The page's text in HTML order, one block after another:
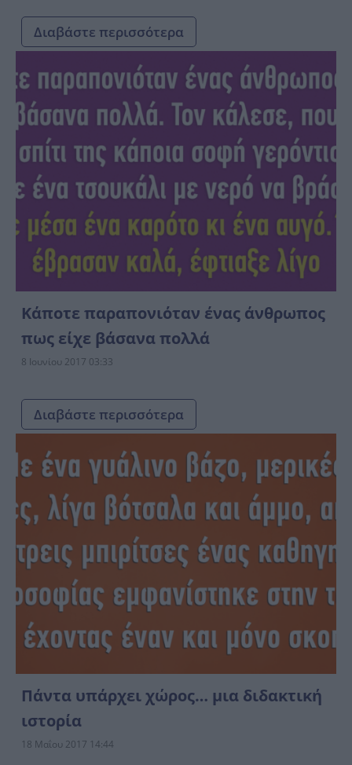
Διαβάστε περισσότερα
Κάποτε παραπονιόταν ένας άνθρωπος
πως είχε βάσανα πολλά
8 Ιουνίου 2017 03:33
Διαβάστε περισσότερα
Πάντα υπάρχει χώρος… μια διδακτική
ιστορία
18 Μαΐου 2017 14:44